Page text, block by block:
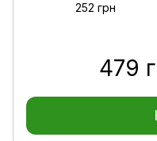
252 грн
479